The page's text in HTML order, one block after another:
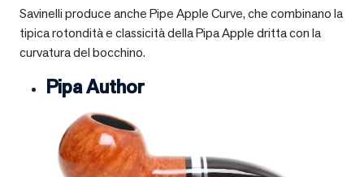
Savinelli produce anche Pipe Apple Curve, che combinano la
tipica rotondità e classicità della Pipa Apple dritta con la
curvatura del bocchino.
Pipa Author